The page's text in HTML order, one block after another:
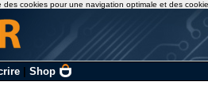
| Shop
des cookies pour une navigation optimale et des